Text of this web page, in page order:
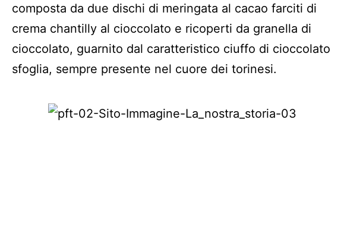
composta da due dischi di meringata al cacao farciti di
crema chantilly al cioccolato e ricoperti da granella di
cioccolato, guarnito dal caratteristico ciuffo di cioccolato
sfoglia, sempre presente nel cuore dei torinesi.